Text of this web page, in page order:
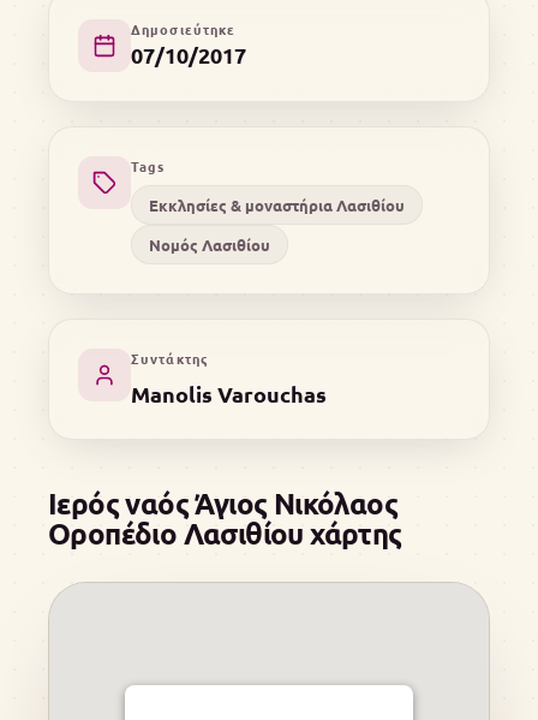
Δημοσιεύτηκε
07/10/2017
Tags
Εκκλησίες & μοναστήρια Λασιθίου
Νομός Λασιθίου
Συντάκτης
Manolis Varouchas
Ιερός ναός Άγιος Νικόλαος
Οροπέδιο Λασιθίου χάρτης